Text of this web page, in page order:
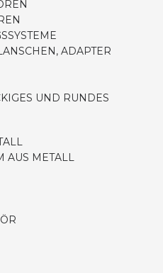
ADAPTER
UND RUNDES
AUS METALL